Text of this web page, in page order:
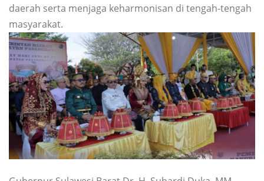
daerah serta menjaga keharmonisan di tengah-tengah
masyarakat.